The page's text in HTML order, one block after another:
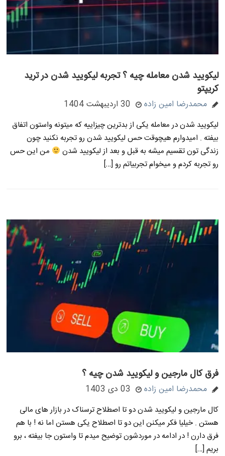
لیکویید شدن معامله چیه ؟ تجربه لیکویید شدن در ترید
کریپتو
محمدرضا امین زاده 30 اردیبهشت 1404
لیکویید شدن در معامله یکی از بدترین چیزاییه که میتونه واستون اتفاق
بیفته . امیدوارم هیچوقت حس لیکویید شدن رو تجربه نکنید چون
زندگی تون تقسیم میشه به قبل و بعد از لیکویید شدن
من این حس
رو تجربه کردم و میخوام تجربیاتم رو […]
فرق کال مارجین و لیکویید شدن چیه ؟
محمدرضا امین زاده 03 دی 1403
کال مارجین و لیکویید شدن دو تا اصطلاح ترسناک در بازار های مالی
هستن . خیلیا فکر میکنن این دو تا اصطلاح یکی هستن اما نه ! با هم
فرق دارن ! در ادامه در موردشون توضیح میدم تا واستون جا بیفته ، برو
بریم […]